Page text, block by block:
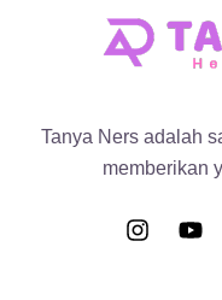
Tanya Ners adalah
memberikan